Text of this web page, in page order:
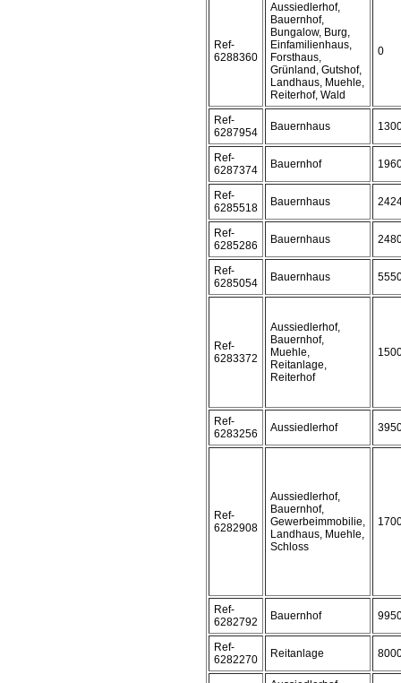
Ref-
6288360
Aussiedlerhof,
Bauernhof,
Bungalow, Burg,
Einfamilienhaus,
Forsthaus,
Grünland, Gutshof,
Landhaus, Muehle,
Reiterhof, Wald
0
Ref-
6287954
Bauernhaus
Ref-
6287374
Bauernhof
Ref-
6285518
Bauernhaus
Ref-
6285286
Bauernhaus
Ref-
6285054
Bauernhaus
Ref-
6283372
Aussiedlerhof,
Bauernhof,
Muehle,
Reitanlage,
Reiterhof
Ref-
6283256
Aussiedlerhof
Ref-
6282908
Aussiedlerhof,
Bauernhof,
Gewerbeimmobilie,
Landhaus, Muehle,
Schloss
Ref-
6282792
Bauernhof
Ref-
6282270
Reitanlage